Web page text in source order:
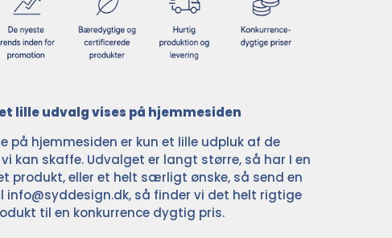
lille udvalg vises på hjemmesiden
på hjemmesiden er kun et lille udpluk af de
kan skaffe. Udvalget er langt større, så har I en
produkt, eller et helt særligt ønske, så send en
info@syddesign.dk, så finder vi det helt rigtige
til en konkurrence dygtig pris.